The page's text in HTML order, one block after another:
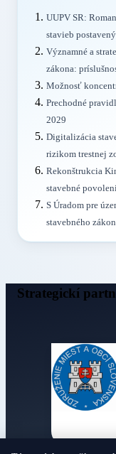
UUPV SR:
stavieb
Významné a
zákona:
Možnosť
Prechodné
2029
Digitalizácia
rizikom trestnej
Rekonštrukcia
stavebné
S Úradom pre
stavebného
Strategickí